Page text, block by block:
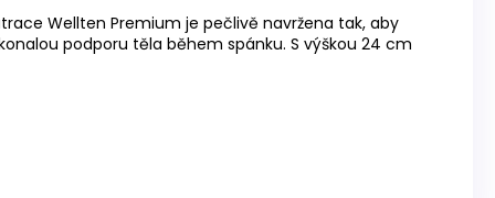
Wellten Premium je pečlivě navržena tak, aby
podporu těla během spánku. S výškou 24 cm